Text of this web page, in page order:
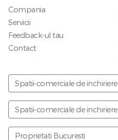
Compania
Servicii
Feedback-ul tau
Contact
Spatii-comerciale de inchiriere
Spatii-comerciale de inchiriere
Proprietati Bucuresti